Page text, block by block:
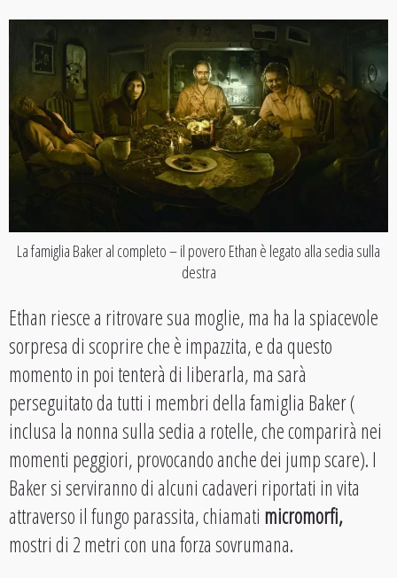
La famiglia Baker al completo – il povero Ethan è legato alla sedia sulla
destra
Ethan riesce a ritrovare sua moglie, ma ha la spiacevole
sorpresa di scoprire che è impazzita, e da questo
momento in poi tenterà di liberarla, ma sarà
perseguitato da tutti i membri della famiglia Baker (
inclusa la nonna sulla sedia a rotelle, che comparirà nei
momenti peggiori, provocando anche dei jump scare). I
Baker si serviranno di alcuni cadaveri riportati in vita
attraverso il fungo parassita, chiamati micromorfi,
mostri di 2 metri con una forza sovrumana.